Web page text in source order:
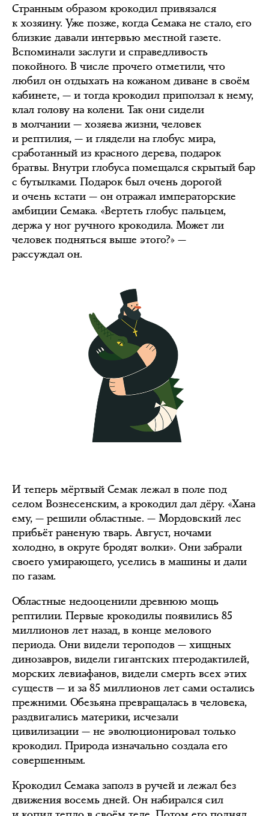
Странным образом крокодил привязался
к хозяину. Уже позже, когда Семака не стало, его
близкие давали интервью местной газете.
Вспоминали заслуги и справедливость
покойного. В числе прочего отметили, что
любил он отдыхать на кожаном диване в своём
кабинете, — и тогда крокодил приползал к нему,
клал голову на колени. Так они сидели
в молчании — хозяева жизни, человек
и рептилия, — и глядели на глобус мира,
сработанный из красного дерева, подарок
братвы. Внутри глобуса помещался скрытый бар
с бутылками. Подарок был очень дорогой
и очень кстати — он отражал императорские
амбиции Семака. «Вертеть глобус пальцем,
держа у ног ручного крокодила. Может ли
человек подняться выше этого?» —
рассуждал он.
И теперь мёртвый Семак лежал в поле под
селом Вознесенским, а крокодил дал дёру. «Хана
ему, — решили областные. — Мордовский лес
прибьёт раненую тварь. Август, ночами
холодно, в округе бродят волки». Они забрали
своего умирающего, уселись в машины и дали
по газам.
Областные недооценили древнюю мощь
рептилии. Первые крокодилы появились 85
миллионов лет назад, в конце мелового
периода. Они видели тероподов — хищных
динозавров, видели гигантских птеродактилей,
морских левиафанов, видели смерть всех этих
существ — и за 85 миллионов лет сами остались
прежними. Обезьяна превращалась в человека,
раздвигались материки, исчезали
цивилизации — не эволюционировал только
крокодил. Природа изначально создала его
совершенным.
Крокодил Семака заполз в ручей и лежал без
движения восемь дней. Он набирался сил